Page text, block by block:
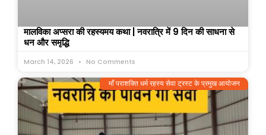
मालविका अप्सरा की रहस्यमय कथा | नवरात्रि में 9 दिन की साधना से
धन और समृद्धि
March 14, 2026 No Comments
माँ पराशक्ति धर्म रहस्य सेवा ट्रस्ट के प्रमुख आयोजन